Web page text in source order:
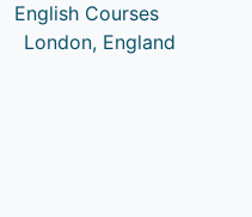
English Courses
London, England